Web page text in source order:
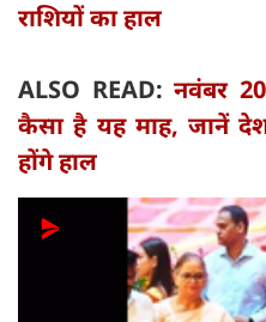
राशियों का हाल
ALSO READ: नवंबर
कैसा है यह माह, जानें
होंगे हाल